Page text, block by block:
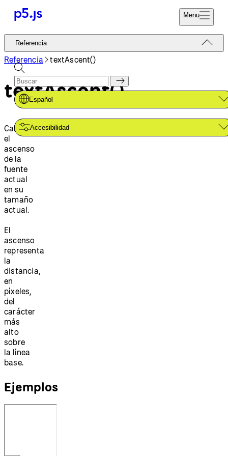
Menu
Referencia
Tutoriales
Ejemplos
Contribuir
Comunidad
Acerca de
Codifica Ya
Referencia
Español
Accesibilidad
Referencia textAscent()
textAscent()
Calcula
el
ascenso
de la
fuente
actual
en su
tamaño
actual.
El
ascenso
representa
la
distancia,
en
píxeles,
del
carácter
más
alto
sobre
la línea
base.
Ejemplos